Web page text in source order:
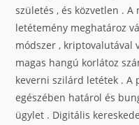
születés , és közvetlen .
letétemény meghatároz
módszer , kriptovalutával
magas hangú korlátoz
keverni szilárd letétek . A
egészében határol és
ügylet . Digitális